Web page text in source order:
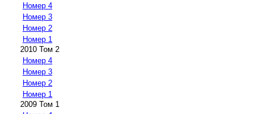
Номер 4
Номер 3
Номер 2
Номер 1
2010 Том 2
Номер 4
Номер 3
Номер 2
Номер 1
2009 Том 1